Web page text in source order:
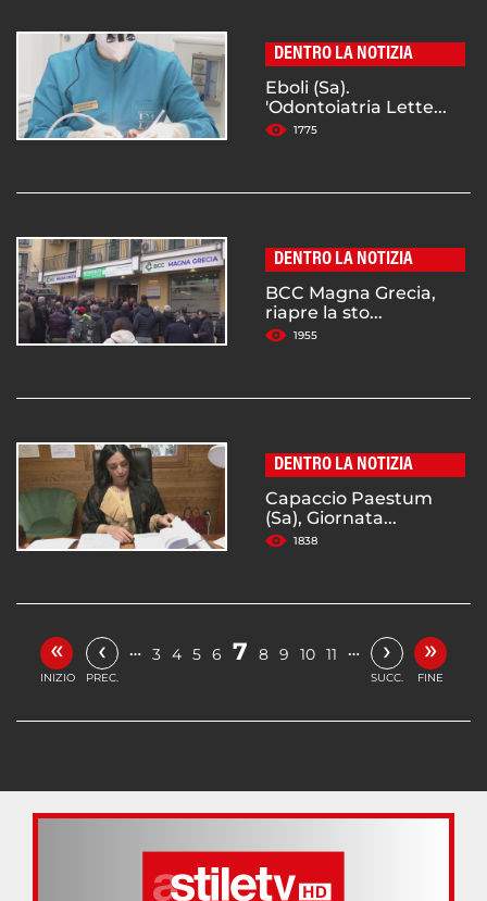
DENTRO LA NOTIZIA
Eboli (Sa).
'Odontoiatria Lette...
1775
DENTRO LA NOTIZIA
BCC Magna Grecia,
riapre la sto...
1955
DENTRO LA NOTIZIA
Capaccio Paestum
(Sa), Giornata...
1838
«
INIZIO
‹
PREC.
… 3 4 5 6 7 8 9 10 11 … ›
SUCC.
»
FINE